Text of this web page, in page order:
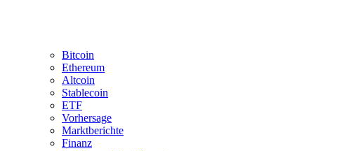
Bitcoin
Ethereum
Altcoin
Stablecoin
ETF
Vorhersage
Marktberichte
Finanz